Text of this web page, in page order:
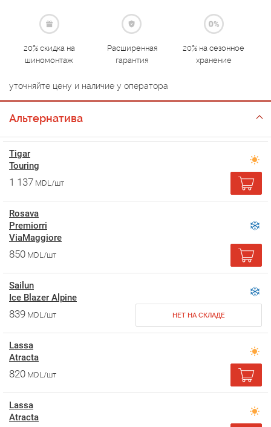
20% скидка на
шиномонтаж
Расширенная
гарантия
20% на сезонное
хранение
уточняйте цену и наличие у оператора
Альтернатива
Tigar
Touring
1 137 MDL/шт
Rosava
Premiorri
ViaMaggiore
850 MDL/шт
Sailun
Ice Blazer Alpine
839 MDL/шт НЕТ НА СКЛАДЕ
Lassa
Atracta
820 MDL/шт
Lassa
Atracta